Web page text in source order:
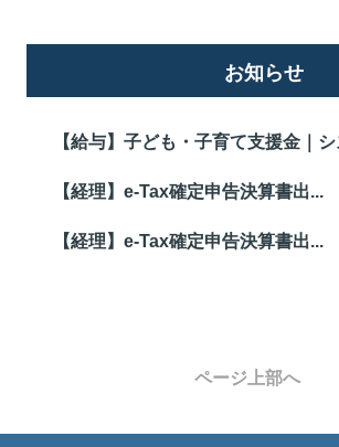
お知らせ
【給与】子ども・子育て支援金｜シ
【経理】e-Tax確定申告決算書出...
【経理】e-Tax確定申告決算書出...
ページ上部へ